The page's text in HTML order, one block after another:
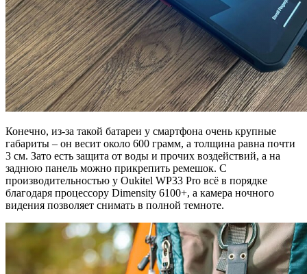
Конечно, из-за такой батареи у смартфона очень крупные
габариты – он весит около 600 грамм, а толщина равна почти
3 см. Зато есть защита от воды и прочих воздействий, а на
заднюю панель можно прикрепить ремешок. С
производительностью у Oukitel WP33 Pro всё в порядке
благодаря процессору Dimensity 6100+, а камера ночного
видения позволяет снимать в полной темноте.